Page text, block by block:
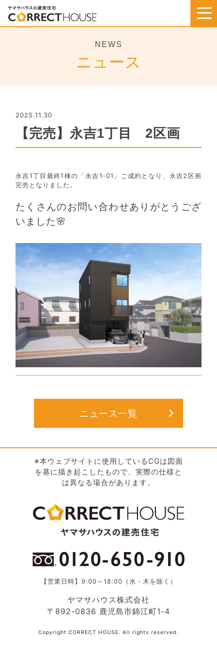
Skip
content
NEWS
ニュース
2025.11.30
【完売】永吉1丁目 2区画
永吉1丁目最終1棟の「永吉1-01」ご成約となり、永吉2区画
完売となりました。
たくさんのお問い合わせありがとうござ
いました🌸
ニュース一覧
※本ウェブサイトに使用しているCGは図面
を基に描き起こしたもので、実際の仕様と
は異なる場合があります。
【営業日時】9:00～18:00（水・木を除く）
ヤマサハウス株式会社
〒892-0836 鹿児島市錦江町1-4
Copyright CORRECT HOUSE. All rights reserved.